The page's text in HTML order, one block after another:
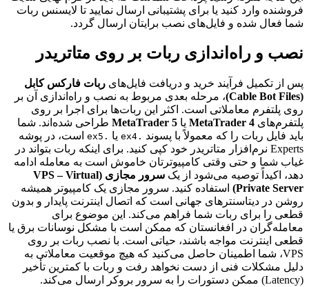
فروشنده وارد کنید یا برای پشتیبانی ارسال نمایید تا لایسنس ربات
شما فعال شده و فایل‌های نصب برایتان ارسال گردد.
نصب و راه‌اندازی ربات بر روی متاتریدر
پس از تکمیل فرآیند خرید و دریافت فایل‌های ربات فارکس کابل
(Cable Bot Files)
، مرحله بعدی مربوط به نصب و راه‌اندازی آن بر
روی پلتفرم معاملاتی است. اکثر این ربات‌ها برای اجرا بر روی
پلتفرم‌های MetaTrader 4 یا MetaTrader 5 طراحی شده‌اند. شما
باید فایل ربات را که معمولاً با پسوند .ex4 یا .ex5
است، در پوشه
Experts نرم‌افزار متاتریدر خود کپی کنید. برای اینکه ربات بتواند در
غیاب شما و حتی وقتی کامپیوترتان خاموش است به معامله ادامه
دهد، اکیداً توصیه می‌شود از یک
سرور مجازی (VPS – Virtual
Private Server)
استفاده کنید. سرور مجازی یک کامپیوتر همیشه
روشن در دیتاسنترهای جهانی است که اتصال اینترنت پایدار و بدون
قطعی را برای ربات شما فراهم می‌کند. این موضوع برای
معامله‌گران در افغانستان که ممکن است با مشکل نوسانات برق یا
قطعی اینترنت مواجه باشند، حیاتی است. با نصب ربات بر روی
VPS، شما اطمینان حاصل می‌کنید که هیچ موقعیت معاملاتی به
دلیل مشکلات فنی از دست نخواهد رفت و ربات با کمترین تأخیر
(Latency) ممکن دستورات را به سرور بروکر ارسال می‌کند.